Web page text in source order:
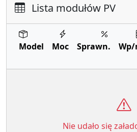
Lista modułów PV
Model Moc Sprawn. Wp/
Nie udało się